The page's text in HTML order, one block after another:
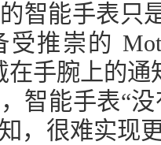
智能手表只
推崇的
在手腕上的通
智能手表“
，很难实现